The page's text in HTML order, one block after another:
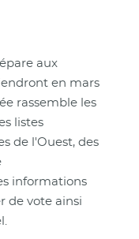
aux
en mars
rassemble les
listes
de l'Ouest, des
informations
de vote ainsi